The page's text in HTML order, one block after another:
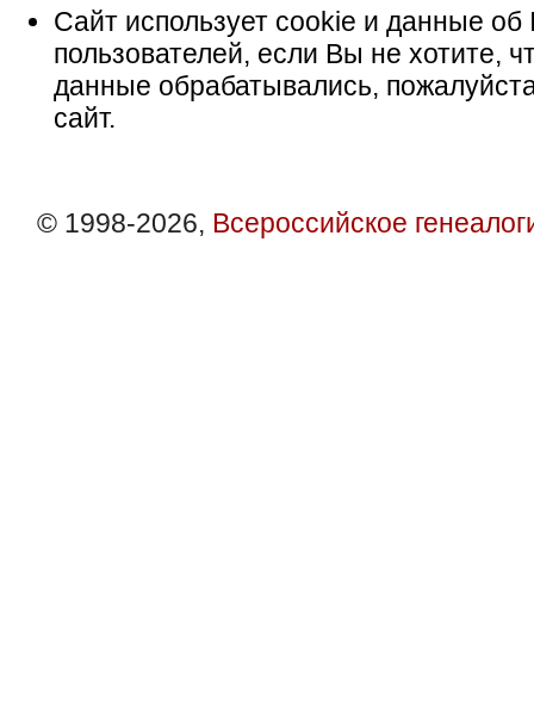
Сайт использует cookie и данные об
пользователей, если Вы не хотите,
данные обрабатывались,
сайт.
© 1998-2026, Всероссийское